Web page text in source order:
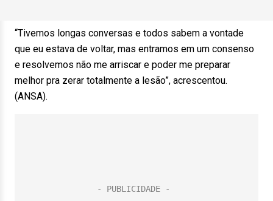
“Tivemos longas conversas e todos sabem a vontade
que eu estava de voltar, mas entramos em um consenso
e resolvemos não me arriscar e poder me preparar
melhor pra zerar totalmente a lesão”, acrescentou.
(ANSA).